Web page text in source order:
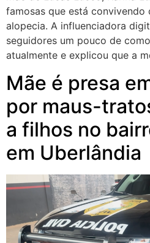
famosas que está
alopecia. A influenciadora
seguidores um pouco de
atualmente e explicou que a
Mãe é presa
por maus-
a filhos no
em Uberlândia